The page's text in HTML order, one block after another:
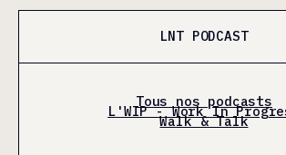
LNT PODCAST
Tous nos podcasts
L'WIP - Work In
Walk & Talk